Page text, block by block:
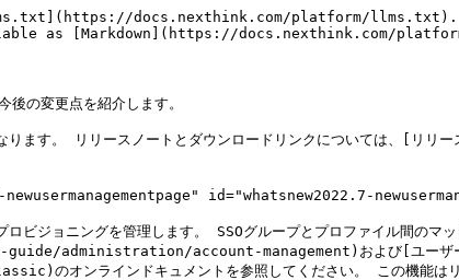
docs.nexthink.com/platform/llms.txt).
as [Markdown](https://docs.nexthink.com/
変更点を紹介します。
なります。 リリースノートとダウンロードリンクについて
id="whatsnew2022.7-
ビジョニングを管理します。 SSOグループとプロファイル間の
administration/account-management)および[ユー
ラインドキュメントを参照してください。 この機能はリリ